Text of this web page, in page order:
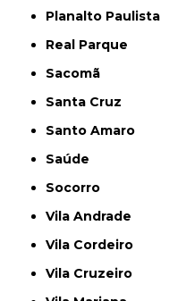
Planalto Paulista
Real Parque
Sacomã
Santa Cruz
Santo Amaro
Saúde
Socorro
Vila Andrade
Vila Cordeiro
Vila Cruzeiro